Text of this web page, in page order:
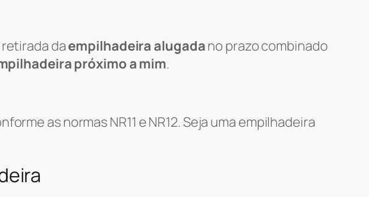
daempilhadeira alugadano prazo combinado
próximo a mim.
as normas NR11 e NR12. Seja uma empilhadeira